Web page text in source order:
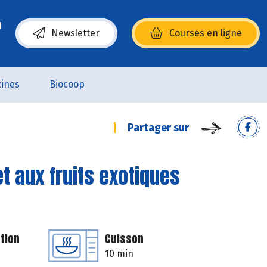
Newsletter Courses en ligne
(s’ouvre dans une nouvelle fenêtre)
Biocoop
Partager sur
aux fruits exotiques
Cuisson
10 min